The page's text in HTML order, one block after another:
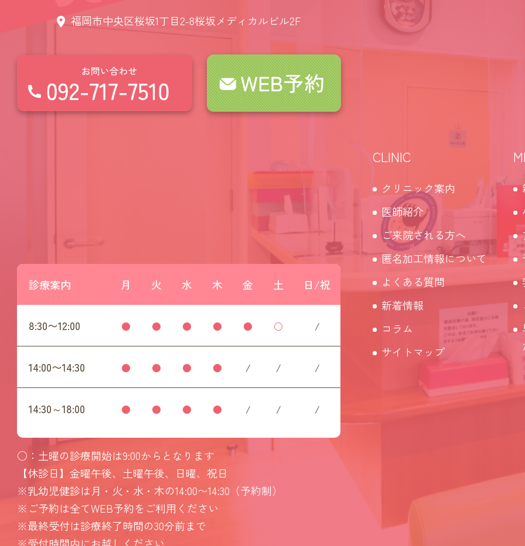
福岡市中央区桜坂1丁目2-8桜坂メディカルビル2F
診療案内 月 火 水 木 金 土 日/祝
8:30〜12:00 ● ● ● ● ● ○ /
14:00〜14:30 ● ● ● ● / / /
14:30～18:00 ● ● ● ● / / /
○：土曜の診療開始は9:00からとなります
【休診日】金曜午後、土曜午後、日曜、祝日
※乳幼児健診は月・火・水・木の14:00〜14:30（予約制）
※ご予約は全てWEB予約をご利用ください
※最終受付は診療終了時間の30分前まで
CLINIC
クリニック案内
医師紹介
ご来院される方へ
匿名加工情報について
よくある質問
新着情報
コラム
サイトマップ